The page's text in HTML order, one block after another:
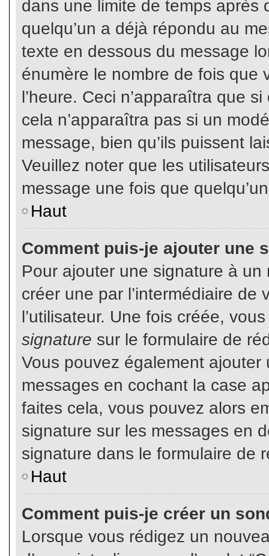
dans une limite de temps après
quelqu’un a déjà répondu au
texte en dessous du message
énumère le nombre de fois que
l’heure. Ceci n’apparaîtra que
cela n’apparaîtra pas si un
message, bien qu’ils puissent
Veuillez noter que les
message une fois que
Haut
Comment puis-je ajouter une
Pour ajouter une signature à un
créer une par l’intermédiaire
l’utilisateur. Une fois créée,
signature sur le formulaire de
Vous pouvez également
messages en cochant la case
faites cela, vous pouvez alors
signature sur les messages en
signature dans le formulaire de
Haut
Comment puis-je créer un
Lorsque vous rédigez un